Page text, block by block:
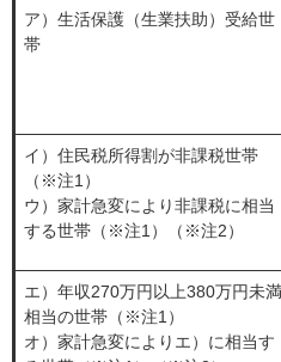
ア）生活保護（生業扶助）受給世
帯
イ）住民税所得割が非課税世帯
（※注1）
ウ）家計急変により非課税に相当
する世帯（※注1）（※注2）
エ）年収270万円以上380万円未満
相当の世帯（※注1）
​オ）家計急変によりエ）に相当す